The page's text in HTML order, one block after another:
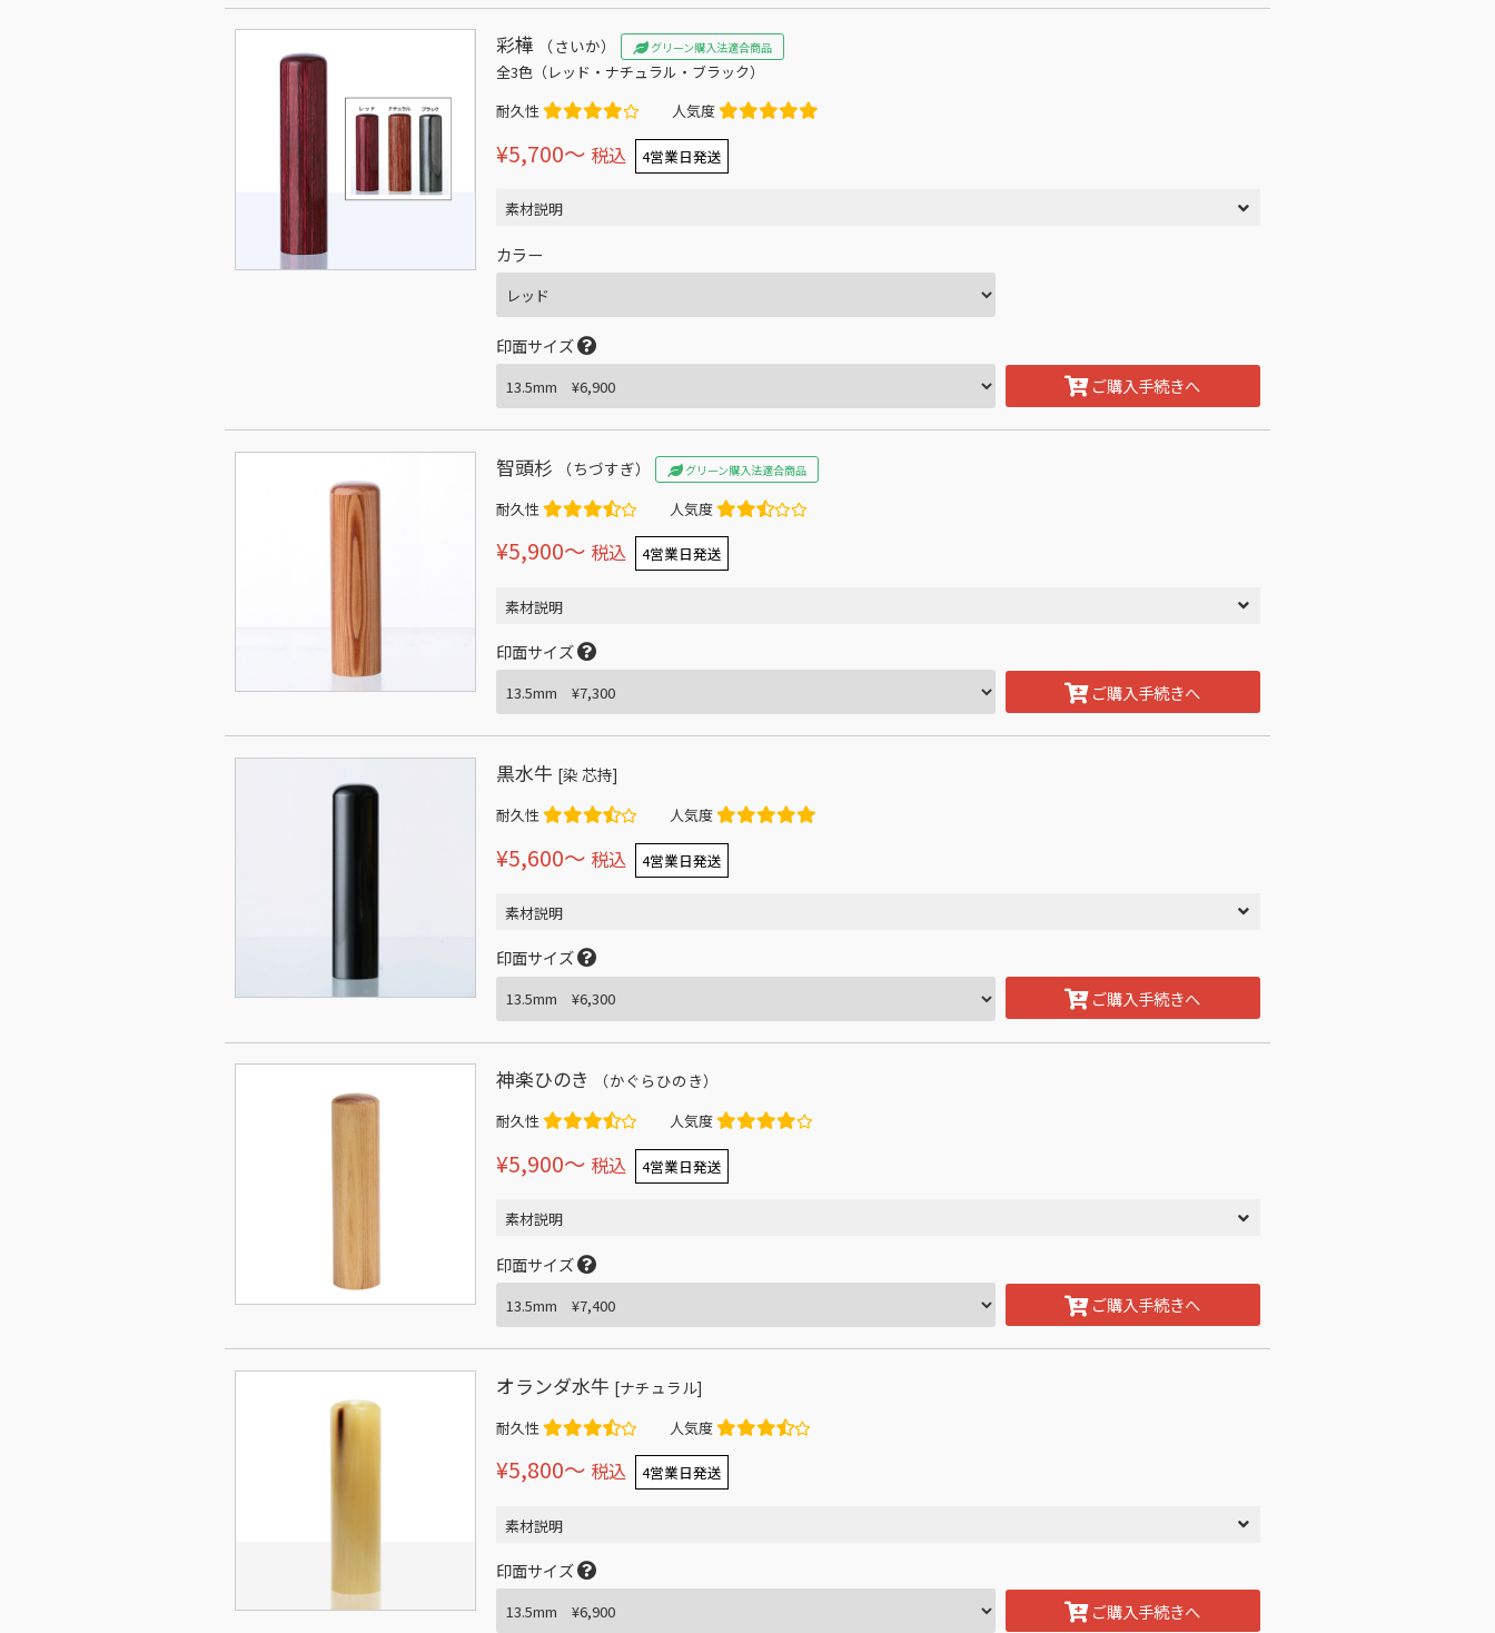
彩樺 （さいか） グリーン購入法適合商品
全3色（レッド・ナチュラル・ブラック）
耐久性
人気度
¥5,700〜 税込 4営業日発送
素材説明
カラー
印面サイズ
ご購入手続きへ
智頭杉 （ちづすぎ） グリーン購入法適合商品
耐久性 人気度
¥5,900〜 税込 4営業日発送
素材説明
印面サイズ
ご購入手続きへ
黒水牛 [染 芯持]
耐久性 人気度
¥5,600〜 税込 4営業日発送
素材説明
印面サイズ
ご購入手続きへ
神楽ひのき （かぐらひのき）
耐久性 人気度
¥5,900〜 税込 4営業日発送
素材説明
印面サイズ
ご購入手続きへ
オランダ水牛 [ナチュラル]
耐久性 人気度
¥5,800〜 税込 4営業日発送
素材説明
印面サイズ
ご購入手続きへ